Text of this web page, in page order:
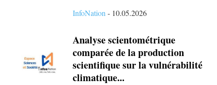
InfoNation - 10.05.2026
Analyse scientométrique
comparée de la production
scientifique sur la vulnérabilité
climatique...